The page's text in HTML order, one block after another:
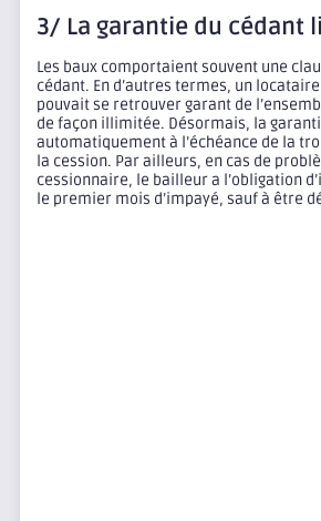
3/ La garantie du cédant
Les baux comportaient souvent une
cédant. En d’autres termes, un
pouvait se retrouver garant de
de façon illimitée. Désormais, la
automatiquement à l’échéance de la
la cession. Par ailleurs, en cas de
cessionnaire, le bailleur a l’obligation
le premier mois d’impayé, sauf à être